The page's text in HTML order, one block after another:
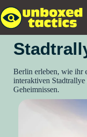
Berlin erleben, wie ihr
interaktiven
Geheimnissen.